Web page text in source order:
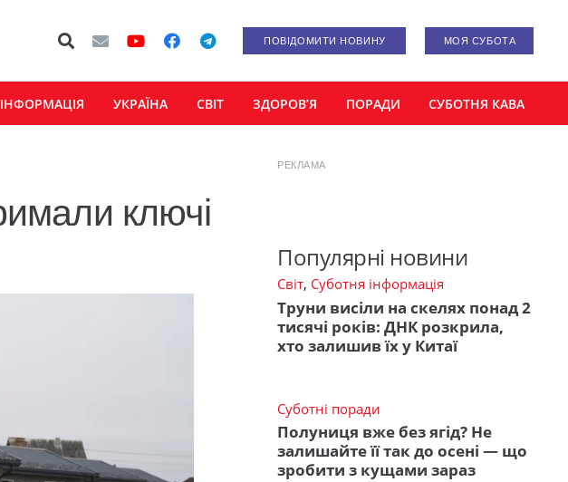
ПОВІДОМИТИ НОВИНУ МОЯ СУБОТА
ІНФОРМАЦІЯ УКРАЇНА СВІТ ЗДОРОВ’Я ПОРАДИ СУБОТНЯ КАВА
ключі
РЕКЛАМА
Популярні новини
Світ, Суботня інформація
Труни висіли на скелях понад 2
тисячі років: ДНК розкрила,
хто залишив їх у Китаї
Суботні поради
Полуниця вже без ягід? Не
залишайте її так до осені — що
зробити з кущами зараз